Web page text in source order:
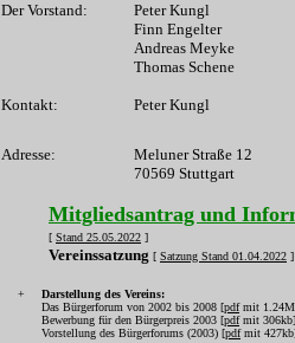
Der Vorstand:
Peter Kungl
Finn Engelter
Andreas Meyke
Thomas Schene
Kontakt: Peter Kungl
Adresse:
Meluner Straße 12
70569 Stuttgart
Mitgliedsantrag und
[ Stand 25.05.2022 ]
Vereinssatzung [ Satzung Stand 01.04.2022 ]
+
Darstellung des Vereins:
Das Bürgerforum von 2002 bis 2008 [pdfmit
Bewerbung für den Bürgerpreis 2003 [pdfmit 306kb]
Vorstellung des Bürgerforums (2003) [pdfmit